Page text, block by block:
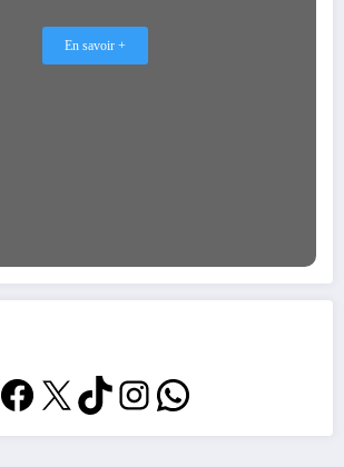
En savoir +
Facebook
X TikTok
Instagram
WhatsApp